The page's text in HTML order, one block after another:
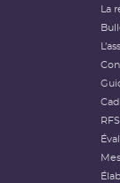
La
RFS